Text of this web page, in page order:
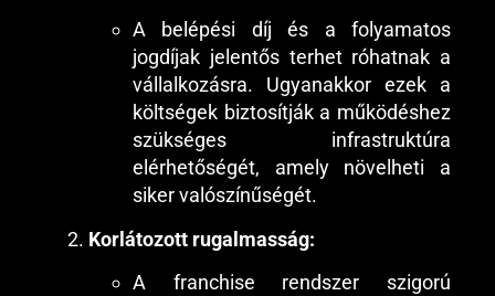
A belépési díj és a folyamatos
jogdíjak jelentős terhet róhatnak a
vállalkozásra. Ugyanakkor ezek a
költségek biztosítják a működéshez
szükséges infrastruktúra
elérhetőségét, amely növelheti a
siker valószínűségét.
Korlátozott rugalmasság:
A franchise rendszer szigorú